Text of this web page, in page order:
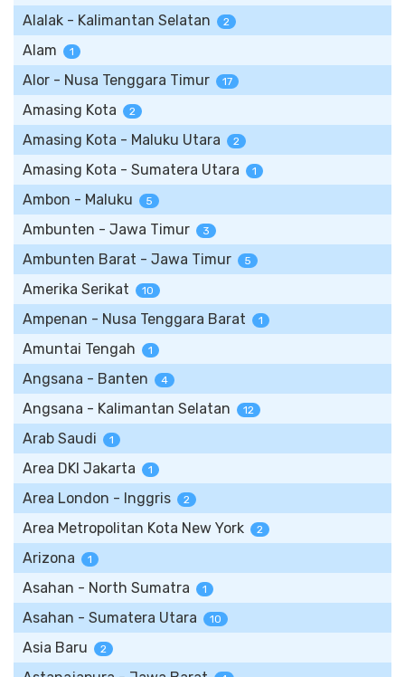
Alalak - Kalimantan Selatan 2
Alam 1
Alor - Nusa Tenggara Timur 17
Amasing Kota 2
Amasing Kota - Maluku Utara 2
Amasing Kota - Sumatera Utara 1
Ambon - Maluku 5
Ambunten - Jawa Timur 3
Ambunten Barat - Jawa Timur 5
Amerika Serikat 10
Ampenan - Nusa Tenggara Barat 1
Amuntai Tengah 1
Angsana - Banten 4
Angsana - Kalimantan Selatan 12
Arab Saudi 1
Area DKI Jakarta 1
Area London - Inggris 2
Area Metropolitan Kota New York 2
Arizona 1
Asahan - North Sumatra 1
Asahan - Sumatera Utara 10
Asia Baru 2